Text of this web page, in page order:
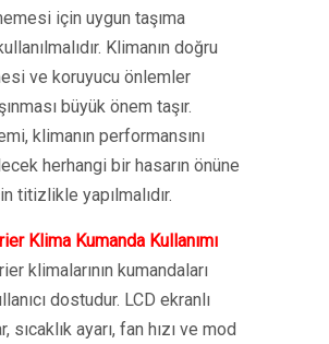
için uygun taşıma
Klimanın doğru
ve koruyucu önlemler
büyük önem taşır.
klimanın performansını
herhangi bir hasarın önüne
titizlikle yapılmalıdır.
Klima Kumanda Kullanımı
klimalarının kumandaları
dostudur. LCD ekranlı
sıcaklık ayarı, fan hızı ve mod